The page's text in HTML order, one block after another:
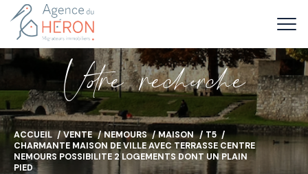
Vore recece
ACCUEIL VENTE NEMOURS MAISON
T5
CHARMANTE MAISON DE VILLE AVEC TERRASSE CENTRE
NEMOURS POSSIBILITE 2 LOGEMENTS DONT UN PLAIN
PIED